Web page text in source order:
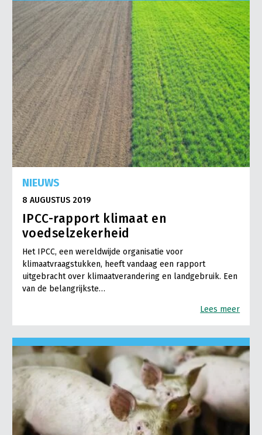
NIEUWS
8 AUGUSTUS 2019
IPCC-rapport klimaat en
voedselzekerheid
Het IPCC, een wereldwijde organisatie voor
klimaatvraagstukken, heeft vandaag een rapport
uitgebracht over klimaatverandering en landgebruik. Een
van de belangrijkste…
Lees meer